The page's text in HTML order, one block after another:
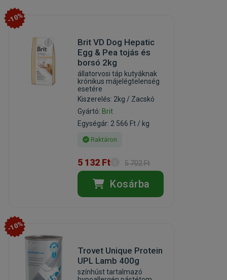
-10%
Brit VD Dog Hepatic
Egg & Pea tojás és
borsó 2kg
állatorvosi táp kutyáknak
krónikus májelégtelenség
esetére
Kiszerelés: 2kg / Zacskó
Gyártó: Brit
Egységár: 2 566 Ft / kg
Raktáron
5 132 Ft 5 702 Ft
Kosárba
-10%
Trovet Unique Protein
UPL Lamb 400g
színhúst tartalmazó